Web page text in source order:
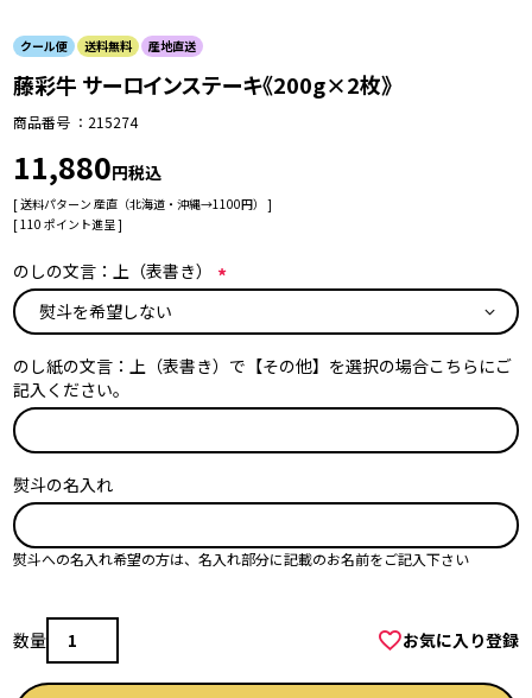
クール便 送料無料 産地直送
藤彩牛 サーロインステーキ《200g×2枚》
商品番号 215274
11,880 税込
送料パターン 産直（北海道・沖縄→1100円）
[110 ポイント進呈 ]
のしの文言：上（表書き）
)
のし紙の文言：上（表書き）で【その他】を選択の場合こちらにご
記入ください。
熨斗の名入れ
熨斗への名入れ希望の方は、名入れ部分に記載のお名前をご記入下さい
お気に入り登録